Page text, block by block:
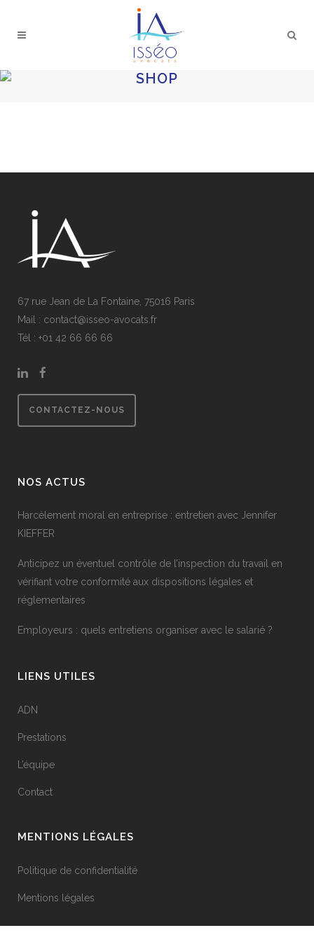
SHOP
67 rue Jean de La Fontaine, 75016 Paris
Mail : contact@isseo-avocats.fr
Tél : +01 42 66 66 66
CONTACTEZ-NOUS
NOS ACTUS
Harcèlement moral en entreprise : entretien avec Jennifer
KIEFFER
Anticipez un éventuel contrôle de l’inspection du travail en
vérifiant votre conformité aux dispositions légales et
réglementaires
Employeurs : quels entretiens organiser avec le salarié ?
LIENS UTILES
ADN
Prestations
L’équipe
Contact
MENTIONS LÉGALES
Politique de confidentialité
Mentions légales